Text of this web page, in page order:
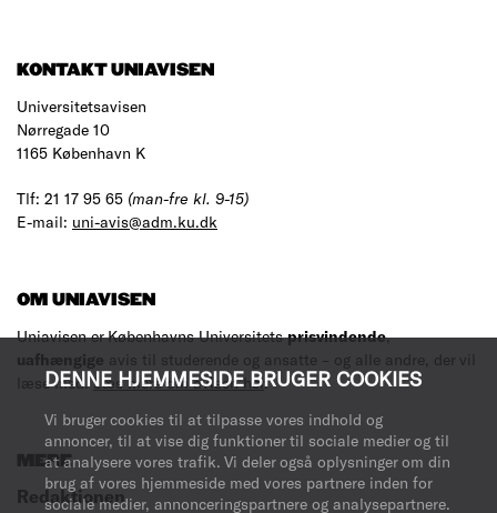
DENNE HJEMMESIDE BRUGER COOKIES
Vi bruger cookies til at tilpasse vores indhold og
annoncer, til at vise dig funktioner til sociale medier og til
at analysere vores trafik. Vi deler også oplysninger om din
brug af vores hjemmeside med vores partnere inden for
sociale medier, annonceringspartnere og analysepartnere.
KONTAKT UNIAVISEN
Universitetsavisen
Nørregade 10
1165 København K
Tlf: 21 17 95 65 (man-fre kl. 9-15)
E-mail: uni-avis@adm.ku.dk
OM UNIAVISEN
Uniavisen er Københavns Universitetsprisvindende,
uafhængige avis til studerende og ansatte – og alle andre, der vil
læse med.Læs mere om avisen her.
MERE
Redaktionen